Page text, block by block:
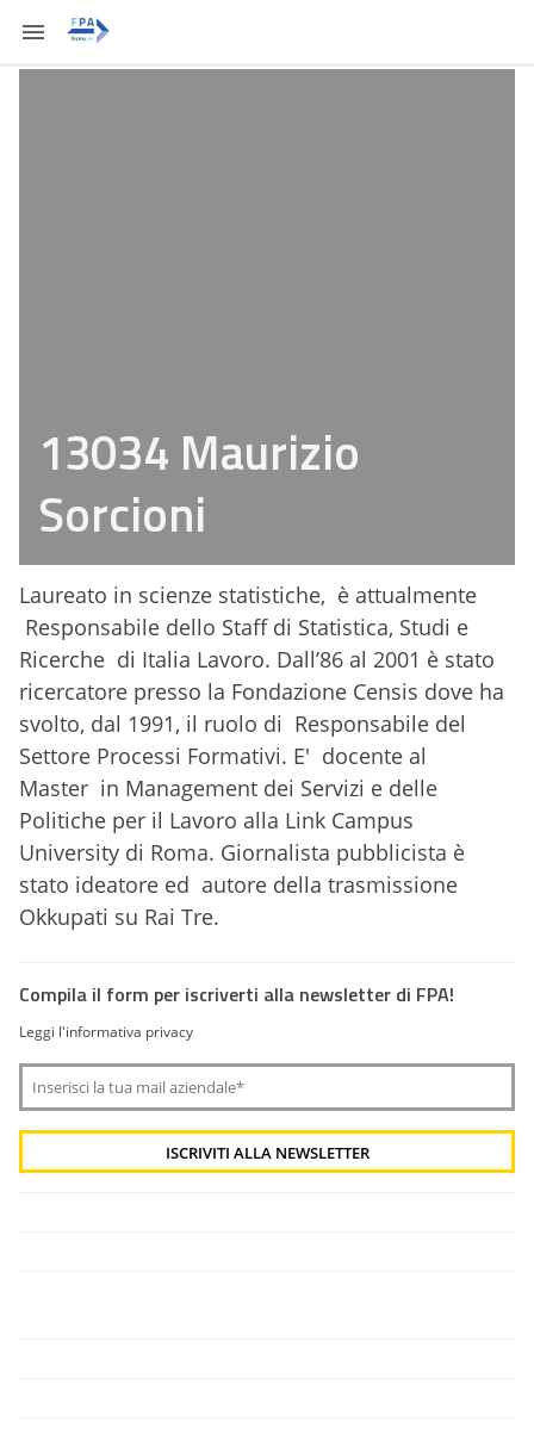
13034 Maurizio
Sorcioni
Laureato in scienze statistiche, è attualmente
Responsabile dello Staff di Statistica, Studi e
Ricerche di Italia Lavoro. Dall’86 al 2001 è stato
ricercatore presso la Fondazione Censis dove ha
svolto, dal 1991, il ruolo di Responsabile del
Settore Processi Formativi. E' docente al
Master in Management dei Servizi e delle
Politiche per il Lavoro alla Link Campus
University di Roma. Giornalista pubblicista è
stato ideatore ed autore della trasmissione
Okkupati su Rai Tre.
Compila il form per iscriverti alla newsletter di FPA!
Leggi l'informativa privacy